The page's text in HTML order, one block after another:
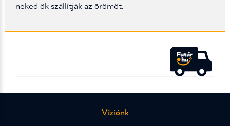
neked ők szállítják az örömöt.
Víziónk